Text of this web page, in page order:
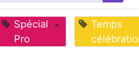
Spécial
Pro
×
Temps